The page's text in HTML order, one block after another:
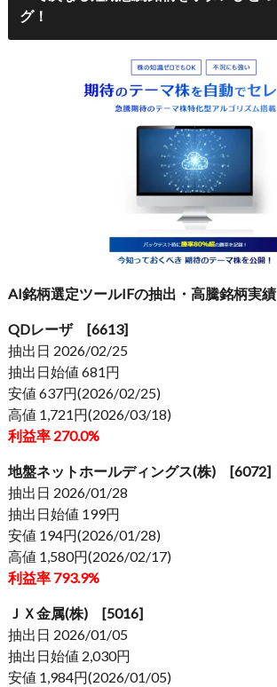
グ！
AI銘柄選定ツールIFの抽出・高騰銘柄実績
QDレーザ [6613]
抽出日 2026/02/25
抽出日始値 681円
安値 637円(2026/02/25)
高値 1,721円(2026/03/18)
利益率 270.0%
地盤ネットホールディングス(株) [6072]
抽出日 2026/01/28
抽出日始値 199円
安値 194円(2026/01/28)
高値 1,580円(2026/02/17)
利益率 793.9%
ＪＸ金属(株) [5016]
抽出日 2026/01/05
抽出日始値 2,030円
安値 1,984円(2026/01/05)